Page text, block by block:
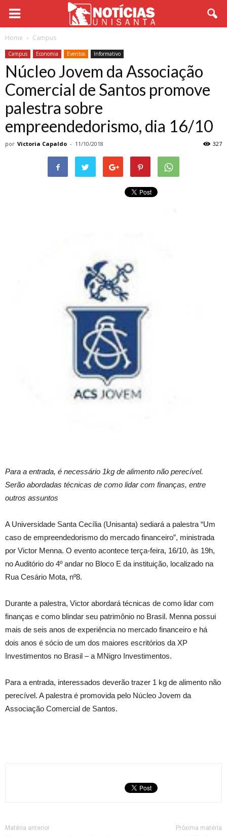
Home Campus
Campus Economia Eventos Informativo
Núcleo Jovem da Associação
Comercial de Santos promove
palestra sobre
empreendedorismo, dia 16/10
por Victoria Capaldo - 11/10/2018 327
Para a entrada, é necessário 1kg de alimento não perecível.
Serão abordadas técnicas de como lidar com finanças, entre
outros assuntos
A Universidade Santa Cecília (Unisanta) sediará a palestra “Um
caso de empreendedorismo do mercado financeiro”, ministrada
por Victor Menna. O evento acontece terça-feira, 16/10, às 19h,
no Auditório do 4º andar no Bloco E da instituição, localizado na
Rua Cesário Mota, nº8.
Durante a palestra, Victor abordará técnicas de como lidar com
finanças e como blindar seu patrimônio no Brasil. Menna possui
mais de seis anos de experiência no mercado financeiro e há
dois anos é sócio de um dos maiores escritórios da XP
Investimentos no Brasil – a MNigro Investimentos.
Para a entrada, interessados deverão trazer 1 kg de alimento não
perecível. A palestra é promovida pelo Núcleo Jovem da
Associação Comercial de Santos.
Matéria anterior Próxima matéria